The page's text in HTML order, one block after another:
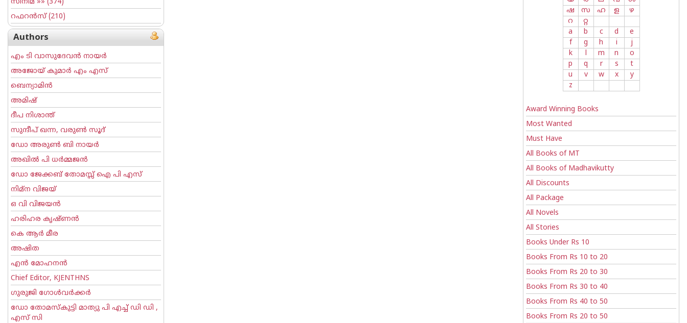
സിനിമ »» (374)
റഫറന്‍സ്(210)
Authors
എം ടി വാസുദേവന്‍ നായര്‍
അജോയ് കുമാര്‍ എം എസ്
ബെന്യാമിന്‍
അമിഷ്
ദീപ നിശാന്ത്
സുന്ദീപ് ഖന്ന, വരുൺ സൂദ്
ഡോ അരുണ്‍ ബി നായര്‍
അഖില്‍ പി ധര്‍മ്മജന്‍
ഡോ ജേക്കബ് തോമസ്സ് ഐ പി എസ്
നിമ്ന വിജയ്
ഒ വി വിജയന്‍
ഹരിഹര കൃഷ്ണൻ
കെ ആര്‍ മീര
അഷിത
എന്‍ മോഹനന്‍
Chief Editor, KJENTHNS
ഗുരുജി ഗോള്‍‌വര്‍ക്കര്‍
ഡോ തോമസ്കുട്ടി മാത്യു പി എച്ച് ഡി ഡി ,
എസ് സി
ഷ
സ ഹ ള
ഴ
റ
റ്റ
a
b c d
e
f
g h i
j
k
l m n
o
p
q r s
t
u
v w x
y
z
Award Winning Books
Most Wanted
Must Have
All Books of MT
All Books of Madhavikutty
All Discounts
All Package
All Novels
All Stories
Books Under Rs 10
Books From Rs 10 to 20
Books From Rs 20 to 30
Books From Rs 30 to 40
Books From Rs 40 to 50
Books From Rs 20 to 50